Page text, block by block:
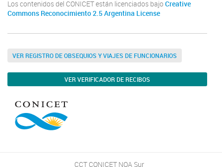
Los contenidos del CONICET están licenciados bajo Creative
Commons Reconocimiento 2.5 Argentina License
VER REGISTRO DE OBSEQUIOS Y VIAJES DE FUNCIONARIOS
VER VERIFICADOR DE RECIBOS
CCT CONICET NOA Sur